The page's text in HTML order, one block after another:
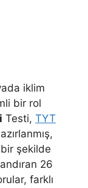
iklim
bir rol
Testi, TYT
bir şekilde
26
farklı